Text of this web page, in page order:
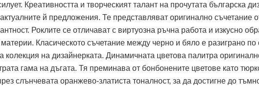
Креативността и творческият талант на прочутата българска
й предложения. Те представляват оригинално съчетание
Роклите се отличават с виртуозна ръчна работа и изкусно
материи. Класическото съчетание между черно и бяло е разиграно по
колекция на дизайнерката. Динамичната цветова палитра
гама на дъгата. Тя преминава от бонбонените цветове като
слънчевата оранжево-златиста тоналност, за да достигне до